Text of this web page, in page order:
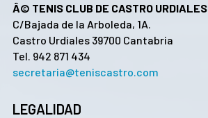
Â© TENIS CLUB DE CASTRO URDIALES
C/Bajada de la Arboleda, 1A.
Castro Urdiales 39700 Cantabria
Tel. 942 871 434
secretaria@teniscastro.com
LEGALIDAD